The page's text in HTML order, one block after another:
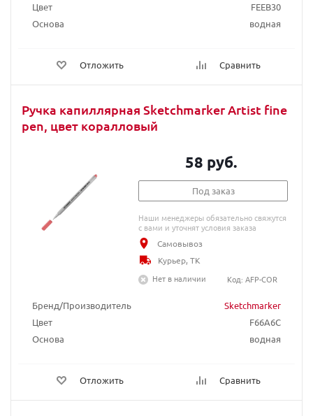
Цвет
FEEB30
Основа
водная
Отложить Сравнить
Ручка капиллярная Sketchmarker Artist fine
pen, цвет коралловый
Бренд/Производитель
Sketchmarker
Цвет
F66A6C
Основа
водная
Отложить Сравнить
58 руб.
Под заказ
Наши менеджеры обязательно свяжутся
с вами и уточнят условия заказа
Самовывоз
Курьер, ТК
Нет в наличии
Код: AFP-COR